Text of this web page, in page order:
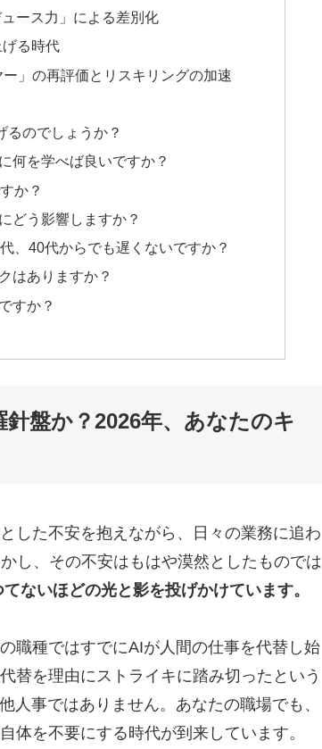
ース力」による差別化
る時代
」の再評価とリスキリングの加速
るのでしょうか？
何を学べば良いですか？
か？
どう影響しますか？
、40代からでも遅くないですか？
はありますか？
すか？
盤か？2026年、あなたのキ
した不安を抱えながら、日々の業務に追わ
し、その不安はもはや漠然としたものでは
ないほどの光と影を投げかけています。
職種ではすでにAIが人間の仕事を代替し始
替を理由にストライキに踏み切ったという
人事ではありません。あなたの職場でも、
体を不要にする時代が到来しています。